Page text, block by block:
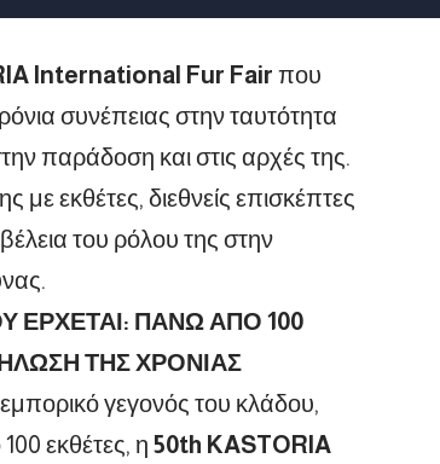
International Fur Fair που
συνέπειας στην ταυτότητα
παράδοση και στις αρχές της.
εκθέτες, διεθνείς επισκέπτες
του ρόλου της στην
ΕΡΧΕΤΑΙ: ΠΑΝΩ ΑΠΟ 100
ΤΗΣ ΧΡΟΝΙΑΣ
γεγονός του κλάδου,
εκθέτες, η 50th KASTORIA